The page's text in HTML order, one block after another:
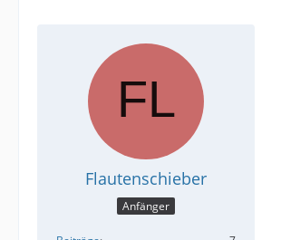
Flautenschieber
Anfänger